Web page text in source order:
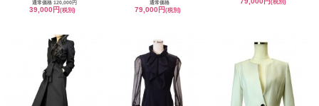
通常価格 120,000円
39,000円(税別)
通常価格
79,000円(税別)
(税別)